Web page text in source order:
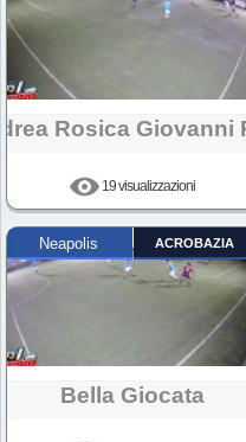
Rosica Giovanni
19 visualizzazioni
Neapolis ACROBAZIA
Bella Giocata